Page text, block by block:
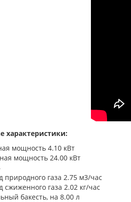
характеристики:
мощность 4.10 кВт
мощность 24.00 кВт
природного газа 2.75 м3/час
сжиженного газа 2.02 кг/час
бакесть, на 8.00 л